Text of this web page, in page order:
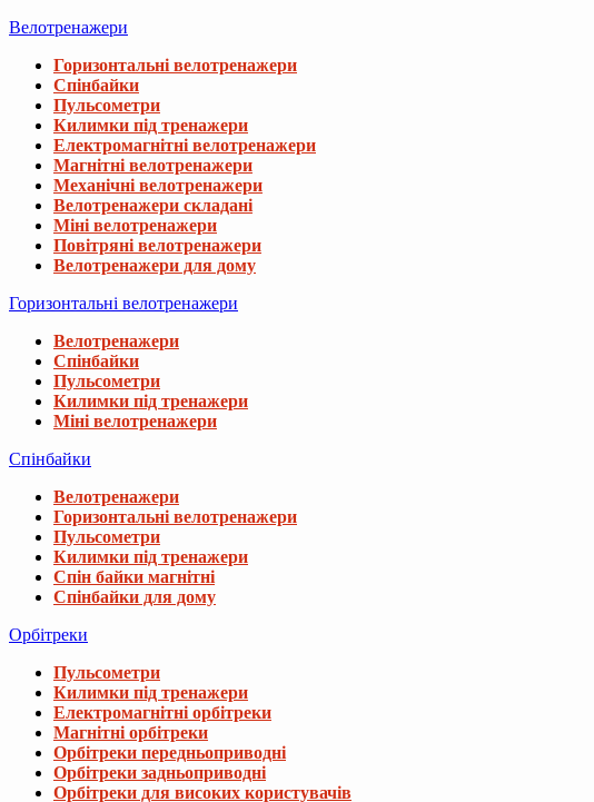
Велотренажери
Горизонтальні велотренажери
Спінбайки
Пульсометри
Килимки під тренажери
Електромагнітні велотренажери
Магнітні велотренажери
Механічні велотренажери
Велотренажери складані
Міні велотренажери
Повітряні велотренажери
Велотренажери для дому
Горизонтальні велотренажери
Велотренажери
Спінбайки
Пульсометри
Килимки під тренажери
Міні велотренажери
Спінбайки
Велотренажери
Горизонтальні велотренажери
Пульсометри
Килимки під тренажери
Спін байки магнітні
Спінбайки для дому
Орбітреки
Пульсометри
Килимки під тренажери
Електромагнітні орбітреки
Магнітні орбітреки
Орбітреки передньоприводні
Орбітреки задньоприводні
Орбітреки для високих користувачів